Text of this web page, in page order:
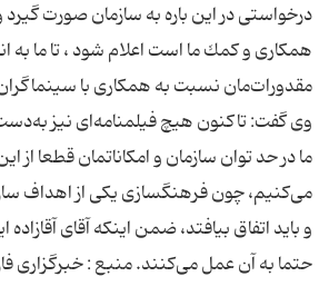
درخواستی در این باره به سازمان صورت گیرد
همكاری و كمك ما است اعلام شود ، تا ما به
مقدورات‌مان نسبت به همكاری با سینماگران
وی گفت: تاكنون هیچ فیلمنامه‌ای نیز
ما در حد توان سازمان و امكاناتمان قطعا از
می‌كنیم، چون فرهنگسازی یكی از اهداف
و باید اتفاق بیافتد، ضمن اینكه آقای آقازاده
حتما به آن عمل می‌كنند. منبع : خبرگزاری